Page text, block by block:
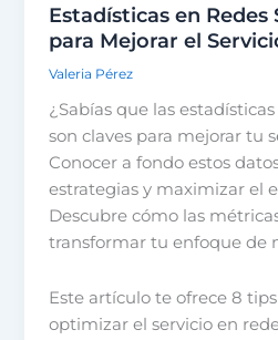
Estadísticas en Redes
para Mejorar el
Valeria Pérez
¿Sabías que las
son claves para mejorar tu
Conocer a fondo estos
estrategias y maximizar el
Descubre cómo las
transformar tu enfoque de
Este artículo te ofrece 8
optimizar el servicio en